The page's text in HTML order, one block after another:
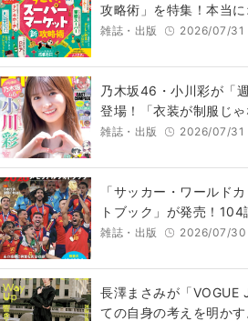
攻略術」を特集！本当
雑誌・出版 2026/07/31
乃木坂46・小川彩が「
登場！「衣装が制服じ
雑誌・出版 2026/07/31
「サッカー・ワールド
トブック」が発売！
雑誌・出版 2026/07/30
長澤まさみが「VOGUE
ての自身の考えを明か